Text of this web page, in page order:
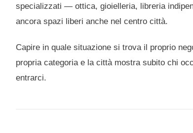
specializzati — ottica, gioielleria, libreria
ancora spazi liberi anche nel centro città.
Capire in quale situazione si trova il proprio
propria categoria e la città mostra subito chi
entrarci.